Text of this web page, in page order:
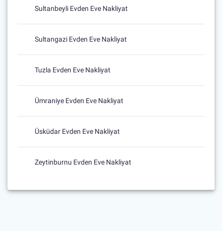
Sultanbeyli Evden Eve Nakliyat
Sultangazi Evden Eve Nakliyat
Tuzla Evden Eve Nakliyat
Ümraniye Evden Eve Nakliyat
Üsküdar Evden Eve Nakliyat
Zeytinburnu Evden Eve Nakliyat